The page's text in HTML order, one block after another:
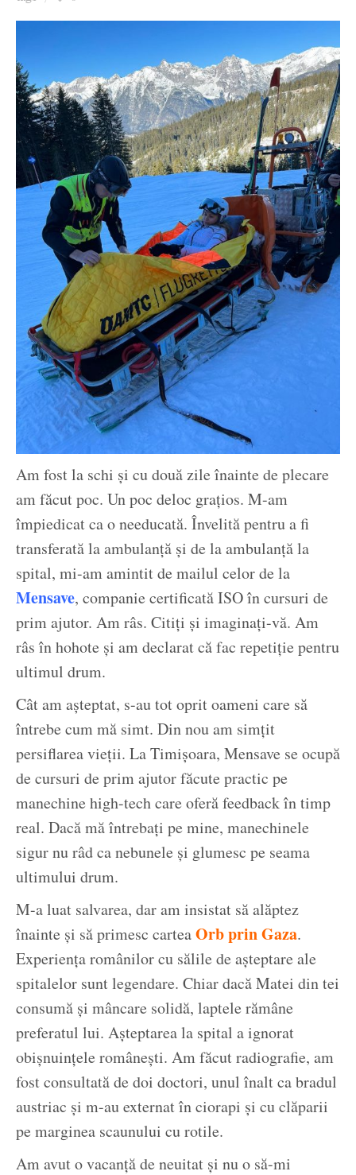
Ziua culorii
Am fost la schi și cu două zile înainte de plecare
am făcut poc. Un poc deloc grațios. M-am
împiedicat ca o needucată. Învelită pentru a fi
transferată la ambulanță și de la ambulanță la
spital, mi-am amintit de mailul celor de la
Mensave, companie certificată ISO în cursuri de
prim ajutor. Am râs. Citiți și imaginați-vă. Am
râs în hohote și am declarat că fac repetiție pentru
ultimul drum.
Cât am așteptat, s-au tot oprit oameni care să
întrebe cum mă simt. Din nou am simțit
persiflarea vieții. La Timișoara, Mensave se ocupă
de cursuri de prim ajutor făcute practic pe
manechine high-tech care oferă feedback în timp
real. Dacă mă întrebați pe mine, manechinele
sigur nu râd ca nebunele și glumesc pe seama
ultimului drum.
M-a luat salvarea, dar am insistat să alăptez
înainte și să primesc carteaOrb prin Gaza.
Experiența românilor cu sălile de așteptare ale
spitalelor sunt legendare. Chiar dacă Matei din tei
consumă și mâncare solidă, laptele rămâne
preferatul lui. Așteptarea la spital a ignorat
obișnuințele românești. Am făcut radiografie, am
fost consultată de doi doctori, unul înalt ca bradul
austriac și m-au externat în ciorapi și cu clăparii
pe marginea scaunului cu rotile.
Am avut o vacanță de neuitat și nu o să-mi